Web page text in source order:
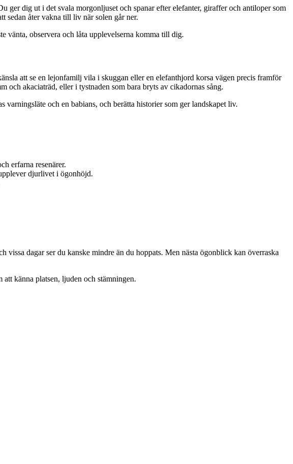
ger dig ut i det svala morgonljuset och spanar efter elefanter, giraffer och antiloper som
sedan åter vakna till liv när solen går ner.
vänta, observera och låta upplevelserna komma till dig.
att se en lejonfamilj vila i skuggan eller en elefanthjord korsa vägen precis framför
akaciaträd, eller i tystnaden som bara bryts av cikadornas sång.
och en babians, och berätta historier som ger landskapet liv.
erfarna resenärer.
djurlivet i ögonhöjd.
dagar ser du kanske mindre än du hoppats. Men nästa ögonblick kan överraska
känna platsen, ljuden och stämningen.